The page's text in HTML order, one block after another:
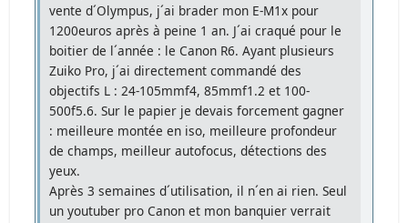
vente d´Olympus, j´ai brader mon E-M1x pour
1200euros après à peine 1 an. J´ai craqué pour le
boitier de l´année : le Canon R6. Ayant plusieurs
Zuiko Pro, j´ai directement commandé des
objectifs L : 24-105mmf4, 85mmf1.2 et 100-
500f5.6. Sur le papier je devais forcement gagner
: meilleure montée en iso, meilleure profondeur
de champs, meilleur autofocus, détections des
yeux.
Après 3 semaines d´utilisation, il n´en ai rien. Seul
un youtuber pro Canon et mon banquier verrait